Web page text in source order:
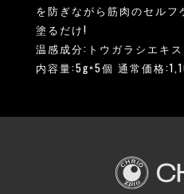
を防ぎながら筋肉のセルフ
塗るだけ!
温感成分:トウガラシエキ
内容量:5g×5個 通常価格